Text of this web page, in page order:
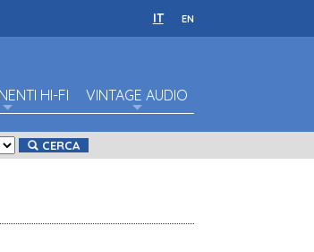
IT EN
HI-FI VINTAGE AUDIO
CERCA